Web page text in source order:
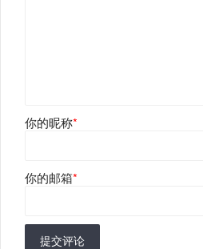
你的昵称*
你的邮箱*
提交评论